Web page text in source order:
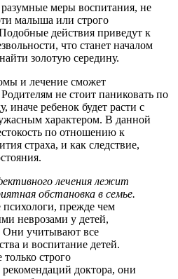
меры воспитания, не
малыша или строго
действия приведут к
что станет началом
золотую середину.
и лечение сможет
не стоит паниковать по
ребенок будет расти с
характером. В данной
по отношению к
страха, и как следствие,
лечения лежит
обстановка в семье.
прежде чем
неврозами у детей,
Они учитывают все
и воспитание детей.
строго
доктора, они